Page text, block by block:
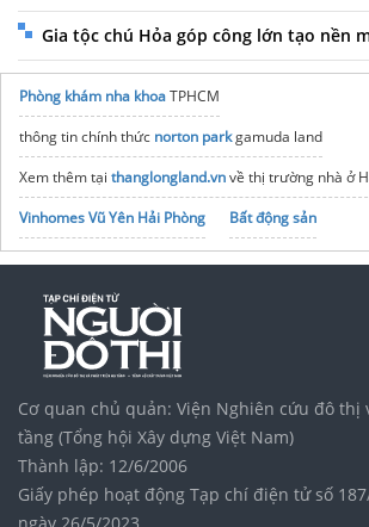
Gia tộc chú Hỏa góp công lớn tạo nền
Phòng khám nha khoaTPHCM
thông tin chính thức norton parkgamuda land
Xem thêm tại thanglongland.vnvề thị trường nhà ở
Vinhomes Vũ Yên Hải Phòng
Bất động sản
Công TyDịch Vụ Kế ToánUy Tín Nhất
Vinhomes
noxh K Home Avenue Nhơn Trạch
Phần mềm kế toán hộ kinh doanh
Cơ quan chủ quản: Viện Nghiên cứu đô thị
tầng (Tổng hội Xây dựng Việt Nam)
Thành lập: 12/6/2006
Giấy phép hoạt động Tạp chí điện tử số